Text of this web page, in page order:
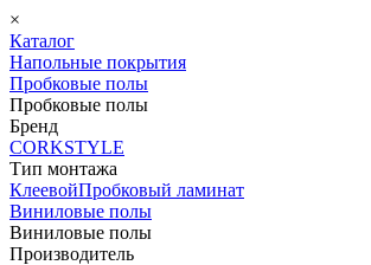
×
Каталог
Напольные покрытия
Пробковые полы
Пробковые полы
Бренд
CORKSTYLE
Тип монтажа
КлеевойПробковый ламинат
Виниловые полы
Виниловые полы
Производитель